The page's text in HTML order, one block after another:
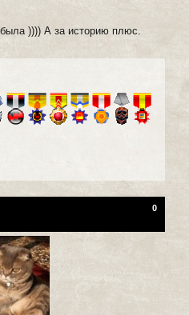
)))) А за историю плюс.
0